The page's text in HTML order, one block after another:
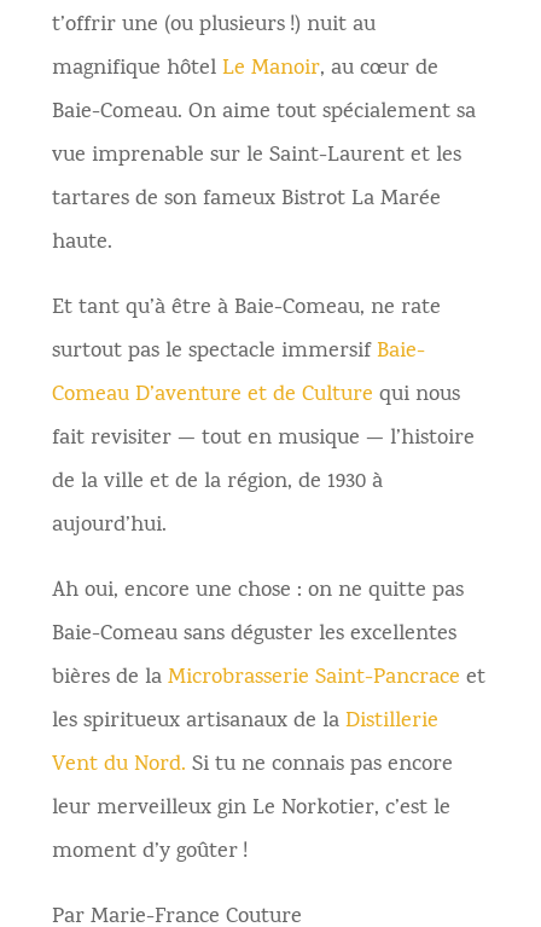
t’offrir une (ou plusieurs !) nuit au
magnifique hôtelLe Manoir, au cœur de
Baie-Comeau. On aime tout spécialement sa
vue imprenable sur le Saint-Laurent et les
tartares de son fameux Bistrot La Marée
haute.
Et tant qu’à être à Baie-Comeau, ne rate
surtout pas le spectacle immersifBaie-
Comeau D’aventure et de Culture qui nous
fait revisiter — tout en musique — l’histoire
de la ville et de la région, de 1930 à
aujourd’hui.
Ah oui, encore une chose : on ne quitte pas
Baie-Comeau sans déguster les excellentes
bières de laMicrobrasserie Saint-Pancrace et
les spiritueux artisanaux de laDistillerie
Vent du Nord. Si tu ne connais pas encore
leur merveilleux gin Le Norkotier, c’est le
moment d’y goûter !
Par Marie-France Couture